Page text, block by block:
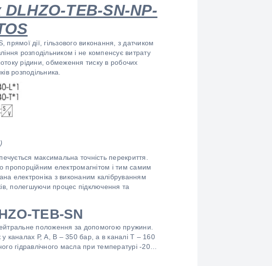
TEB-SN-NP-
дії, гільзового виконання, з датчиком
розподільником і не компенсує витрату
рідини, обмеження тиску в робочих
розподільника.
максимальна точність перекриття.
пропорційним електромагнітом і тим самим
електроніка з виконаним калібруванням
полегшуючи процес підключення та
TEB-SN
положення за допомогою пружини.
каналах Р, А, В – 350 бар, а в каналі Т – 160
гідравлічного масла при температурі -20…